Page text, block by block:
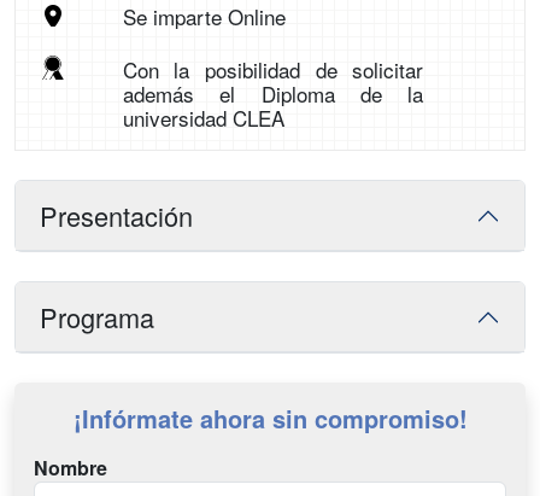
Se imparte Online
Con la posibilidad de solicitar
además el Diploma de la
universidad CLEA
Presentación
Programa
¡Infórmate ahora sin compromiso!
Nombre